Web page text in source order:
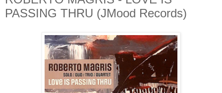
PASSING THRU (JMood Records)